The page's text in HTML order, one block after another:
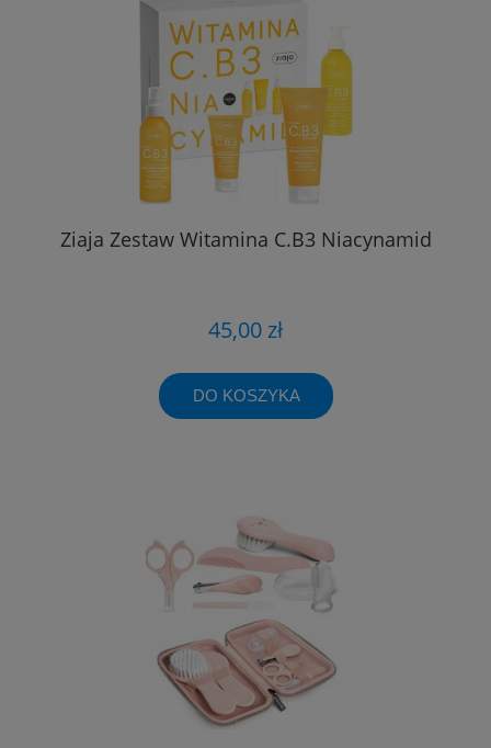
Ziaja Zestaw Witamina C.B3 Niacynamid
45,00 zł
DO KOSZYKA